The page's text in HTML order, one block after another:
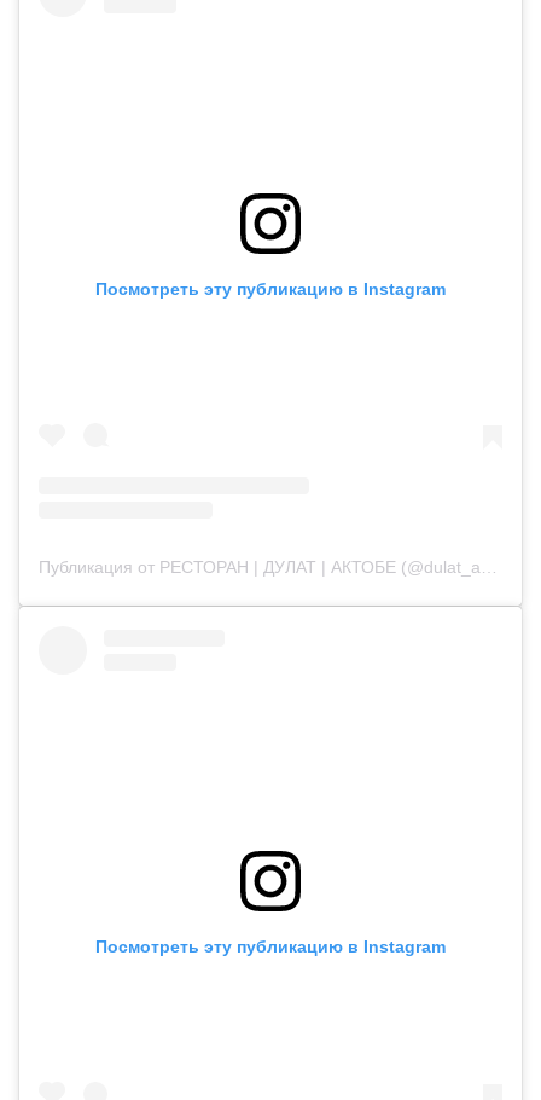
Посмотреть эту публикацию в Instagram
Посмотреть эту публикацию в Instagram